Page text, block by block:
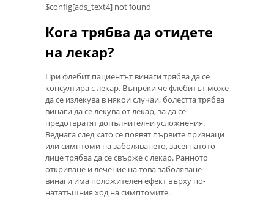
$config[ads_text4] not found
Кога трябва да отидете
на лекар?
При флебит пациентът винаги трябва да се
консултира с лекар. Въпреки че флебитът може
да се излекува в някои случаи, болестта трябва
винаги да се лекува от лекар, за да се
предотвратят допълнителни усложнения.
Веднага след като се появят първите признаци
или симптоми на заболяването, засегнатото
лице трябва да се свърже с лекар. Ранното
откриване и лечение на това заболяване
винаги има положителен ефект върху по-
нататъшния ход на симптомите.